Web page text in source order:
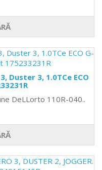
Duster 3, 1.0TCe ECO
DeLLorto 110R-040..